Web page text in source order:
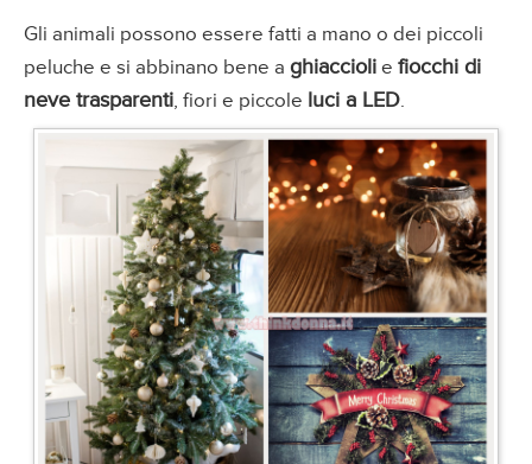
Gli animali possono essere fatti a mano o dei piccoli
peluche e si abbinano bene a ghiaccioli e fiocchi di
neve trasparenti, fiori e piccole luci a LED.